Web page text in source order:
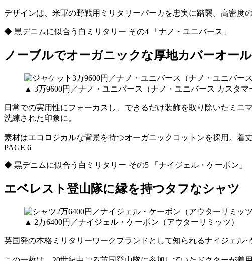
デザインは、米軍の野戦用ミリタリーパーカを忠実に踏襲。高密度
◆ 黒デニムに似合う白ミリタリー その4 「ナノ・ユニバース」
ノーブルでオーガニックな厚地カバーオール
▲ 3万9600円／ナノ・ユニバース（ナノ・ユニバース カスタマ
日常での実用性にフォーカスし、できるだけ装飾を取り除いたミ
洗練された印象に。
素材はエコロジカルな背景を持つオーガニックコットンを採用。着
PAGE 6
◆ 黒デニムに似合う白ミリタリー その5 「ナイジェル・ケーボン」
エベレスト登山隊に縁を持つタフなシャツ
▲ 2万6400円／ナイジェル・ケーボン（アウターリミッツ）
英国発の本格ミリタリーワークブランドとして知られるナイジェル